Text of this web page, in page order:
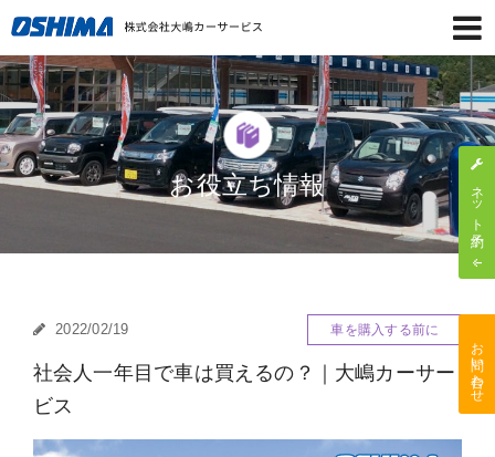
お役立ち情報
2022/02/19 車を購入する前に
社会人一年目で車は買えるの？｜大嶋カーサー
ビス
ネット予約
お問い合わせ